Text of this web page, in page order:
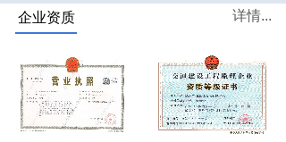
详情...
企业资质